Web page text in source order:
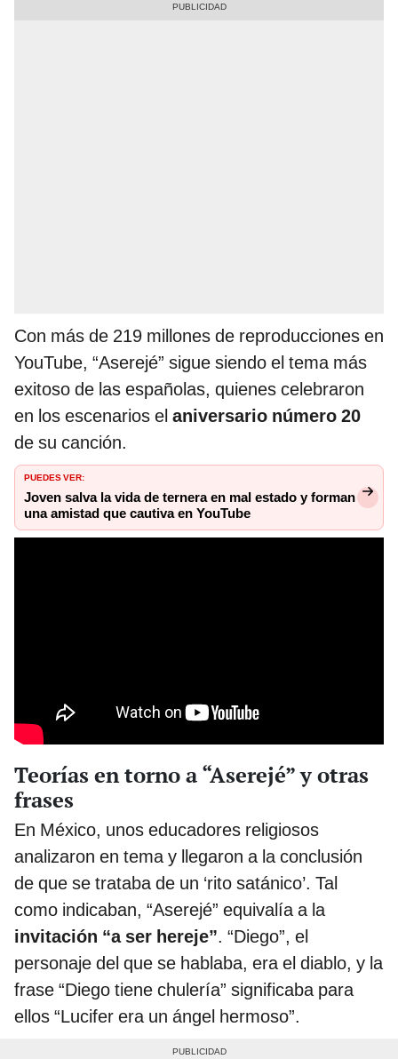
Con más de 219 millones de reproducciones en
YouTube, “Aserejé” sigue siendo el tema más
exitoso de las españolas, quienes celebraron
en los escenarios el aniversario número 20
de su canción.
PUEDES VER:
Joven salva la vida de ternera en mal estado y forman
una amistad que cautiva en YouTube
Teorías en torno a “Aserejé” y otras
frases
En México, unos educadores religiosos
analizaron en tema y llegaron a la conclusión
de que se trataba de un ‘rito satánico’. Tal
como indicaban, “Aserejé” equivalía a la
invitación “a ser hereje”. “Diego”, el
personaje del que se hablaba, era el diablo, y la
frase “Diego tiene chulería” significaba para
ellos “Lucifer era un ángel hermoso”.